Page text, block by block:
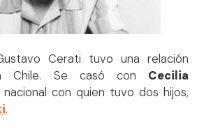
Cerati tuvo una relación
Chile. Se casó con Cecilia
con quien tuvo dos hijos,
.